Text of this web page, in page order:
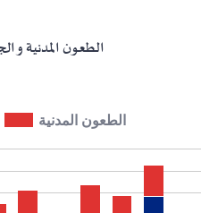
الطعون المدنية و الجزائية
الطعون المدنية